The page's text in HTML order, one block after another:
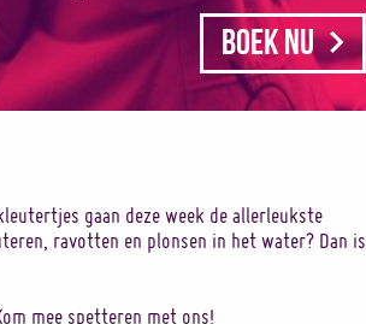
Boek nu
gaan deze week de allerleukste
ravotten en plonsen in het water? Dan is
mee spetteren met ons!